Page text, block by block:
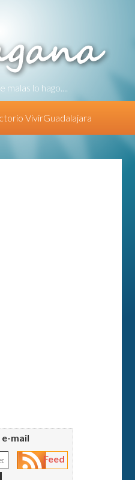
malas lo hago....
VivirGuadalajara
e-mail
Feed